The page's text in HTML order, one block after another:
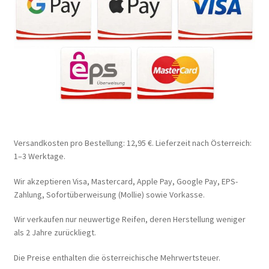
Versandkosten pro Bestellung: 12,95 €. Lieferzeit nach Österreich:
1–3 Werktage.
Wir akzeptieren Visa, Mastercard, Apple Pay, Google Pay, EPS-
Zahlung, Sofortüberweisung (Mollie) sowie Vorkasse.
Wir verkaufen nur neuwertige Reifen, deren Herstellung weniger
als 2 Jahre zurückliegt.
Die Preise enthalten die österreichische Mehrwertsteuer.